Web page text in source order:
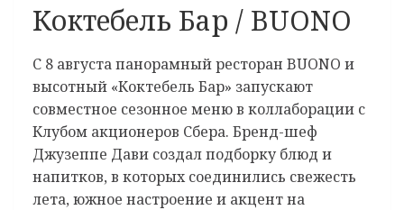
Коктебель Бар / BUONO
С 8 августа панорамный ресторан BUONO и
высотный «Коктебель Бар» запускают
совместное сезонное меню в коллаборации с
Клубом акционеров Сбера. Бренд-шеф
Джузеппе Дави создал подборку блюд и
напитков, в которых соединились свежесть
лета, южное настроение и акцент на